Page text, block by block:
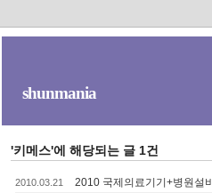
shunmania
'키메스'에 해당되는 글 1건
2010.03.21 2010 국제의료기기+병원설